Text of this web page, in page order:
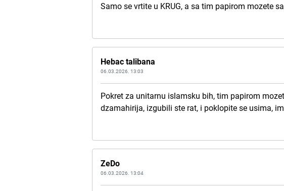
Samo se vrtite u KRUG, a sa tim papirom mozete
Hebac talibana
06.03.2026. 13:03
Pokret za unitarnu islamsku bih, tim papirom
dzamahirija, izgubili ste rat, i poklopite se usima,
ZeDo
06.03.2026. 13:04